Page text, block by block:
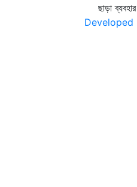
ছাড়া
Developed